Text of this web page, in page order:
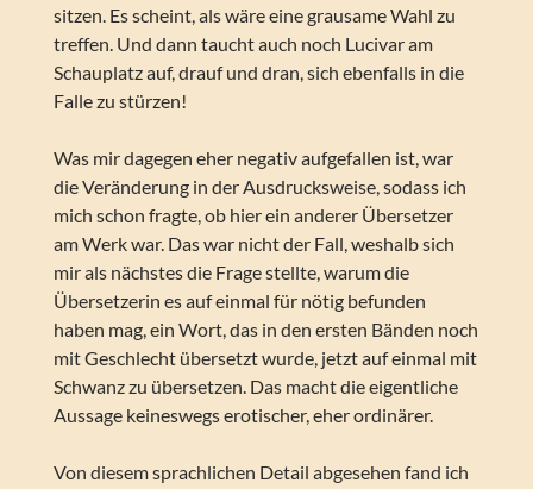
sitzen. Es scheint, als wäre eine grausame Wahl zu
treffen. Und dann taucht auch noch Lucivar am
Schauplatz auf, drauf und dran, sich ebenfalls in die
Falle zu stürzen!
Was mir dagegen eher negativ aufgefallen ist, war
die Veränderung in der Ausdrucksweise, sodass ich
mich schon fragte, ob hier ein anderer Übersetzer
am Werk war. Das war nicht der Fall, weshalb sich
mir als nächstes die Frage stellte, warum die
Übersetzerin es auf einmal für nötig befunden
haben mag, ein Wort, das in den ersten Bänden noch
mit Geschlecht übersetzt wurde, jetzt auf einmal mit
Schwanz zu übersetzen. Das macht die eigentliche
Aussage keineswegs erotischer, eher ordinärer.
Von diesem sprachlichen Detail abgesehen fand ich